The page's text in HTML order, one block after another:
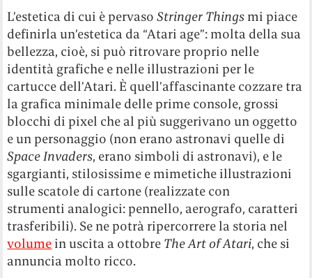
L’estetica di cui è pervasoStringer Things mi piace
definirla un’estetica da “Atari age”: molta della sua
bellezza, cioè, si può ritrovare proprio nelle
identità grafiche e nelle illustrazioni per le
cartucce dell’Atari. È quell’affascinante cozzare tra
la grafica minimale delle prime console, grossi
blocchi di pixel che al più suggerivano un oggetto
e un personaggio (non erano astronavi quelle di
Space Invaders, erano simboli di astronavi), e le
sgargianti, stilosissime e mimetiche illustrazioni
sulle scatole di cartone (realizzate con
strumenti analogici: pennello, aerografo, caratteri
trasferibili). Se ne potrà ripercorrere la storia nel
volume in uscita a ottobre The Art of Atari, che si
annuncia molto ricco.